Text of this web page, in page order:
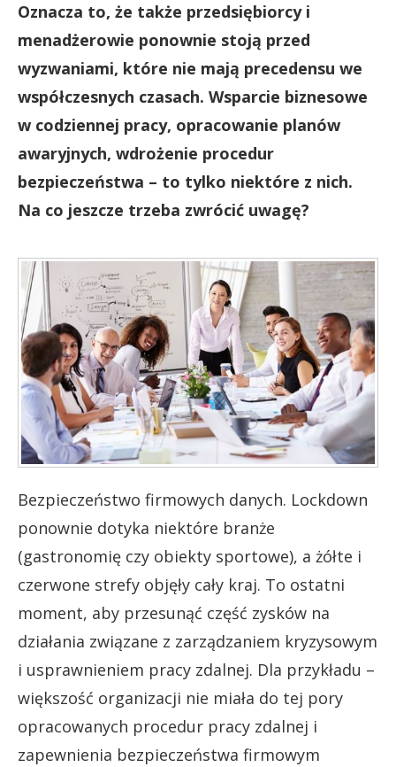
Oznacza to, że także przedsiębiorcy i
menadżerowie ponownie stoją przed
wyzwaniami, które nie mają precedensu we
współczesnych czasach. Wsparcie biznesowe
w codziennej pracy, opracowanie planów
awaryjnych, wdrożenie procedur
bezpieczeństwa – to tylko niektóre z nich.
Na co jeszcze trzeba zwrócić uwagę?
Bezpieczeństwo firmowych danych. Lockdown
ponownie dotyka niektóre branże
(gastronomię czy obiekty sportowe), a żółte i
czerwone strefy objęły cały kraj. To ostatni
moment, aby przesunąć część zysków na
działania związane z zarządzaniem kryzysowym
i usprawnieniem pracy zdalnej. Dla przykładu –
większość organizacji nie miała do tej pory
opracowanych procedur pracy zdalnej i
zapewnienia bezpieczeństwa firmowym